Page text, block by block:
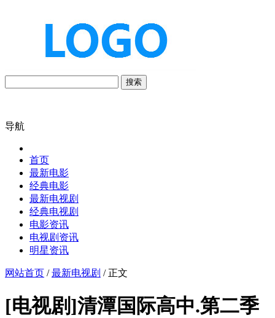
搜索
导航
首页
最新电影
经典电影
最新电视剧
经典电视剧
电影资讯
电视剧资讯
明星资讯
网站首页 /最新电视剧 / 正文
[电视剧]清潭国际高中.第二季